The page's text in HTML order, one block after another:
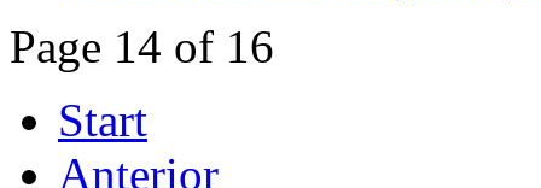
Page 14 of 16
Start
Anterior